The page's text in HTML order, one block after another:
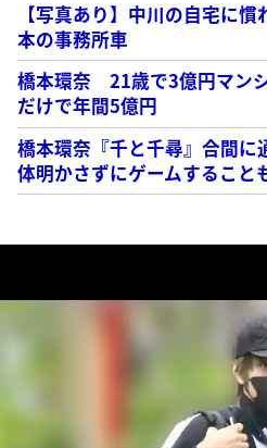
【写真あり】中川の自宅に
本の事務所車
橋本環奈 21歳で3億円マン
だけで年間5億円
橋本環奈『千と千尋』合間に
体明かさずにゲームすること